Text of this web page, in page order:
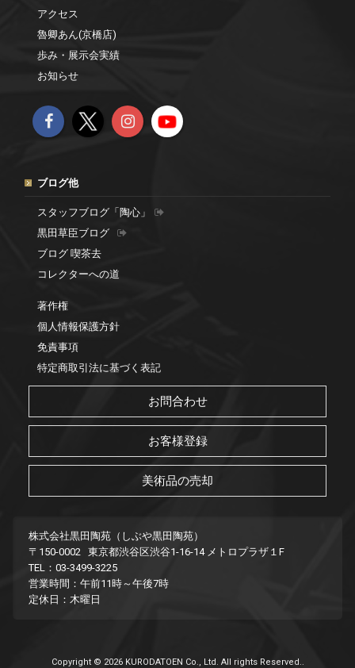
アクセス
魯卿あん(京橋店)
歩み・展示会実績
お知らせ
ブログ他
スタッフブログ「陶心」
黒田草臣ブログ
ブログ 喫茶去
コレクターへの道
著作権
個人情報保護方針
免責事項
特定商取引法に基づく表記
お問合わせ
お客様登録
美術品の売却
株式会社黒田陶苑（しぶや黒田陶苑）
〒150-0002 東京都渋谷区渋谷1-16-14 メトロプラザ１F
TEL：03-3499-3225
営業時間：午前11時～午後7時
定休日：木曜日
Copyright © 2026 KURODATOEN Co., Ltd. All rights Reserved..